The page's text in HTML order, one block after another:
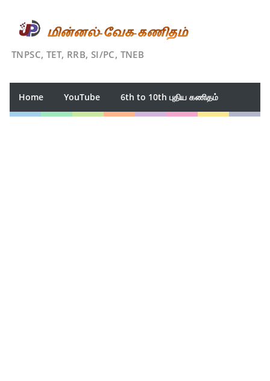
TNPSC, TET, RRB, SI/PC, TNEB
Home YouTube 6th to 10th புதிய கணிதம்